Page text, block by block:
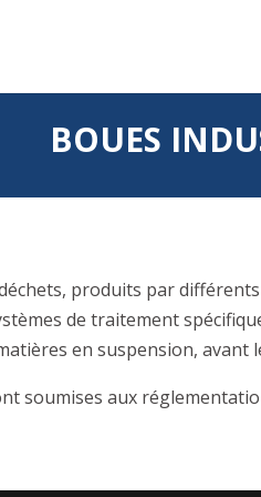
BOUES
produits par
de traitement
en suspension,
soumises aux